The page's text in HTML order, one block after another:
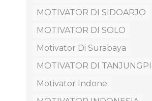
MOTIVATOR DI SIDOARJO
MOTIVATOR DI SOLO
Motivator Di Surabaya
MOTIVATOR DI
Motivator Indone